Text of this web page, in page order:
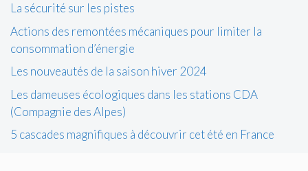
La sécurité sur les pistes
Actions des remontées mécaniques pour limiter la
consommation d’énergie
Les nouveautés de la saison hiver 2024
Les dameuses écologiques dans les stations CDA
(Compagnie des Alpes)
5 cascades magnifiques à découvrir cet été en France